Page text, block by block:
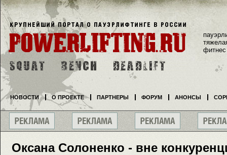
Оксана Солоненко - вне
фитнес
НОВОСТИ О ПРОЕКТЕ ПАРТНЕРЫ ФОРУМ АНОНСЫ